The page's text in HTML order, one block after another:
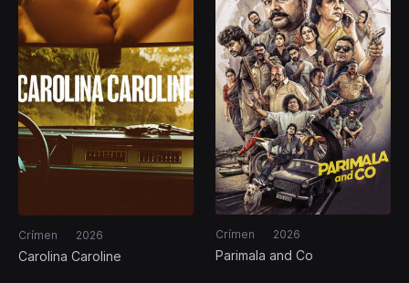
Crímen 2026
Carolina Caroline
Crímen 2026
Parimala and Co